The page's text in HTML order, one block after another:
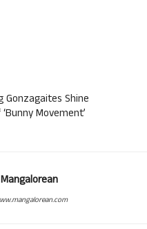
Gonzagaites Shine
Movement’